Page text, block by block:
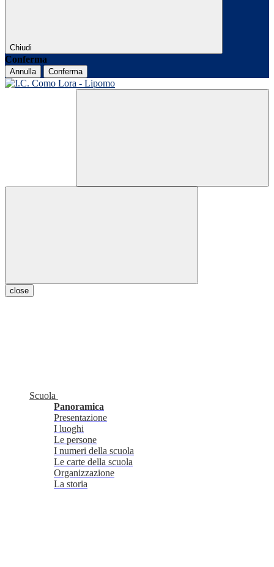
Chiudi
Conferma
Annulla Conferma
close
Scuola
Panoramica
Presentazione
I luoghi
Le persone
I numeri della scuola
Le carte della scuola
Organizzazione
La storia